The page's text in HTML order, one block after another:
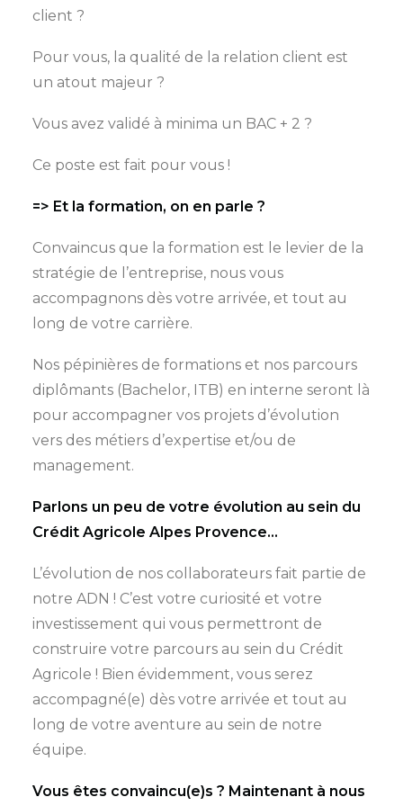
client ?
Pour vous, la qualité de la relation client est
un atout majeur ?
Vous avez validé à minima un BAC + 2 ?
Ce poste est fait pour vous !
=> Et la formation, on en parle ?
Convaincus que la formation est le levier de la
stratégie de l’entreprise, nous vous
accompagnons dès votre arrivée, et tout au
long de votre carrière.
Nos pépinières de formations et nos parcours
diplômants (Bachelor, ITB) en interne seront là
pour accompagner vos projets d’évolution
vers des métiers d’expertise et/ou de
management.
Parlons un peu de votre évolution au sein du
Crédit Agricole Alpes Provence…
L’évolution de nos collaborateurs fait partie de
notre ADN ! C’est votre curiosité et votre
investissement qui vous permettront de
construire votre parcours au sein du Crédit
Agricole ! Bien évidemment, vous serez
accompagné(e) dès votre arrivée et tout au
long de votre aventure au sein de notre
équipe.
Vous êtes convaincu(e)s ? Maintenant à nous